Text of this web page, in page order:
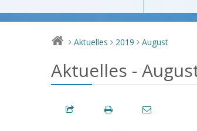
> Aktuelles > 2019 > August
Aktuelles -